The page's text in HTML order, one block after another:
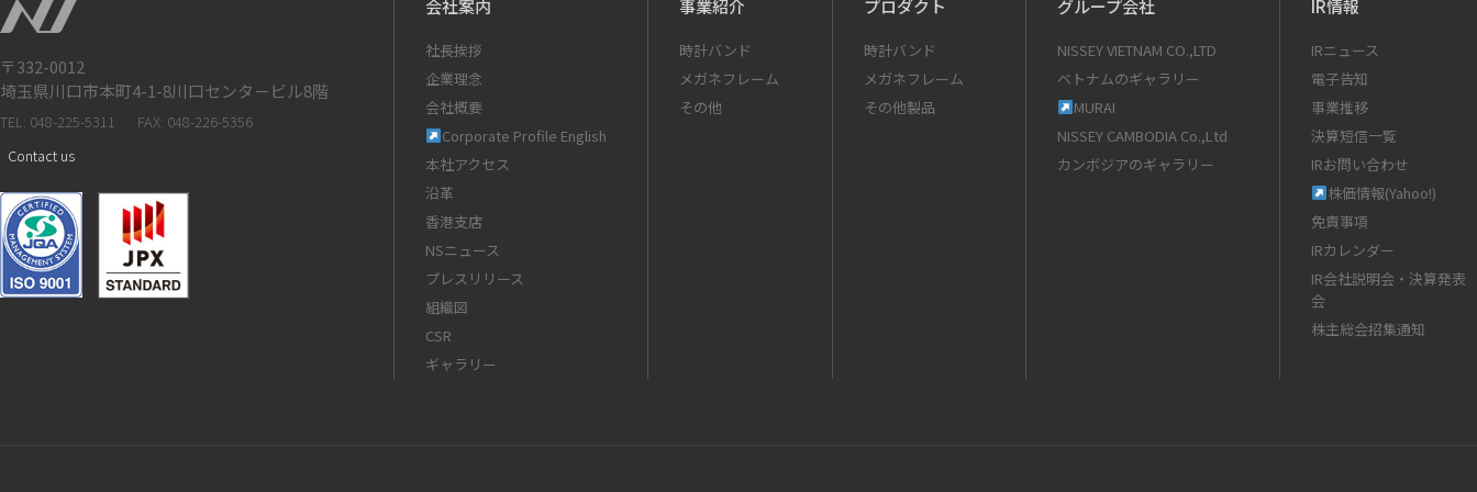
〒332-0012
埼玉県川口市本町4-1-8川口センタ－ビル8階
TEL: 048-225-5311
FAX: 048-226-5356
Contact us
会社案内
社長挨拶
企業理念
会社概要
Corporate Profile English
本社アクセス
沿革
香港支店
NSニュース
プレスリリース
組織図
CSR
ギャラリー
事業紹介
時計バンド
メガネフレーム
その他
プロダクト
時計バンド
メガネフレーム
その他製品
グループ会社
NISSEY VIETNAM CO.,LTD
ベトナムのギャラリー
MURAI
NISSEY CAMBODIA Co.,Ltd
カンボジアのギャラリー
IR情報
IRニュース
電子告知
事業推移
決算短信一覧
IRお問い合わせ
株価情報(Yahoo!)
免責事項
IRカレンダー
IR会社説明会・決算発表
会
株主総会招集通知